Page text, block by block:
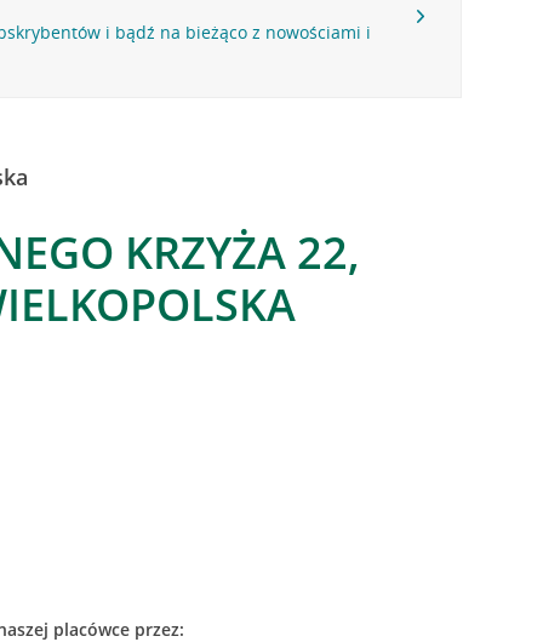
i bądź na bieżąco z nowościami i
KRZYŻA 22,
placówce przez: